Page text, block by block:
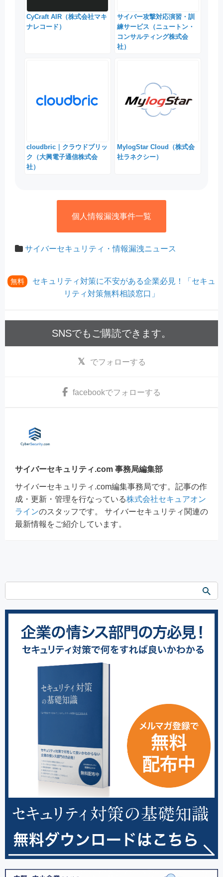
CyCraft AIR（株式会社マキ
ナレコード）
サイバー攻撃対応演習・訓
練サービス（ニュートン・
コンサルティング株式会
社）
cloudbric｜クラウドブリッ
ク（大興電子通信株式会
社）
MylogStar Cloud（株式会
社ラネクシー）
個人情報漏洩事件一覧
サイバーセキュリティ・情報漏洩ニュース
無料
セキュリティ対策に不安がある企業必見！「セキュ
リティ対策無料相談窓口」
SNSでもご購読できます。
でフォローする
facebookでフォローする
サイバーセキュリティ.com 事務局編集部
サイバーセキュリティ.com編集事務局です。記事の作
成・更新・管理を行なっている株式会社セキュアオン
ラインのスタッフです。 サイバーセキュリティ関連の
最新情報をご紹介しています。